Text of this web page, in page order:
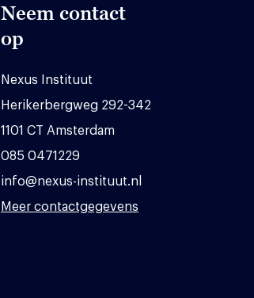
Neem contact
op
Nexus Instituut
Herikerbergweg 292-342
1101 CT Amsterdam
085 0471229
info@nexus-instituut.nl
Meer contactgegevens